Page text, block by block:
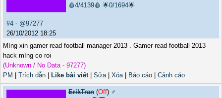
🩸4/4139🩸 🌟0/1694🌟
#4 - @97277
26/10/2012 18:25
Mìng xin gamer read football manager 2013 . Gamer read football 2013
hack mìng co roi
(Unknown / No Data - 97277)
PM
Trích dẫn Like bài viết| Sửa| Xóa| Báo cáo Cảnh cáo
ErikTran (Off) ♂️